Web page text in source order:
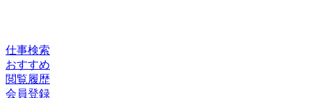
仕事検索
おすすめ
閲覧履歴
会員登録